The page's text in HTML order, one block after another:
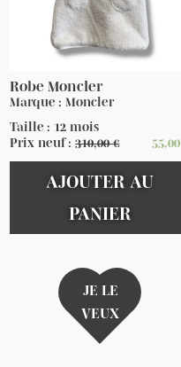
Robe Moncler
Marque : Moncler
Taille : 12 mois
Prix neuf :310,00€ 55,00
AJOUTER AU
PANIER
JE LE
VEUX